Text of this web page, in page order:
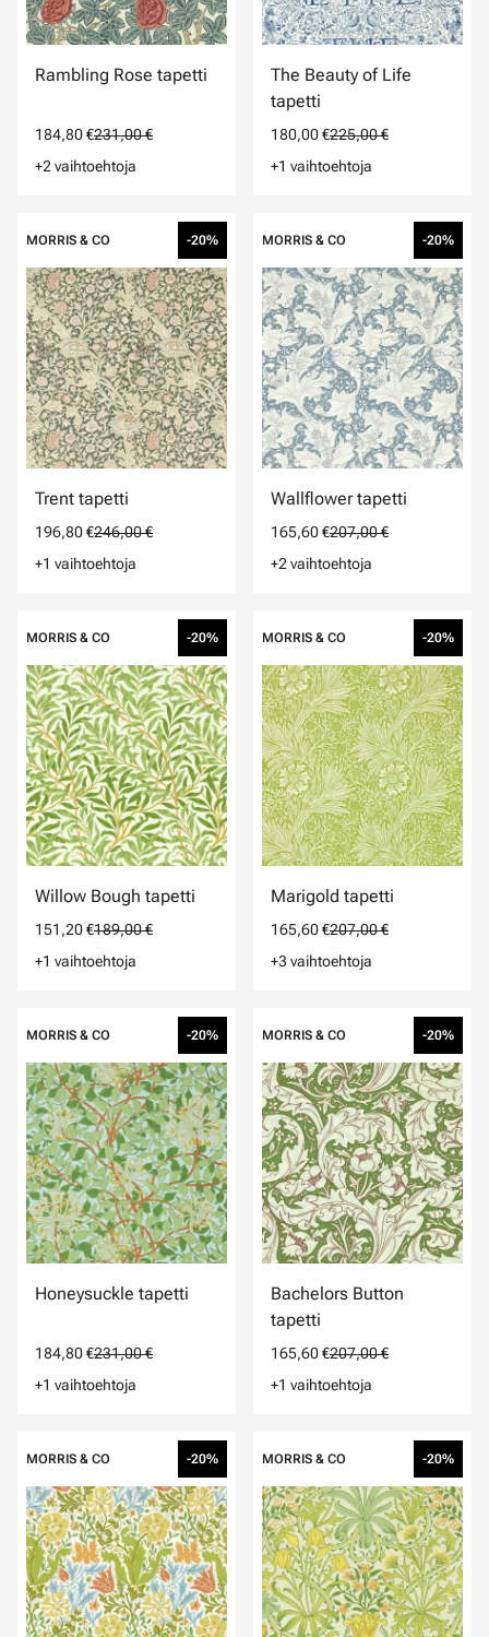
Rambling Rose tapetti
184,80 €231,00 €
+2 vaihtoehtoja
The Beauty of Life
tapetti
180,00 €225,00 €
+1 vaihtoehtoja
MORRIS & CO -20%
Trent tapetti
196,80 €246,00 €
+1 vaihtoehtoja
MORRIS & CO -20%
Wallflower tapetti
165,60 €207,00 €
+2 vaihtoehtoja
MORRIS & CO -20%
Willow Bough tapetti
151,20 €189,00 €
+1 vaihtoehtoja
MORRIS & CO -20%
Marigold tapetti
165,60 €207,00 €
+3 vaihtoehtoja
MORRIS & CO -20%
Honeysuckle tapetti
184,80 €231,00 €
+1 vaihtoehtoja
MORRIS & CO -20%
Bachelors Button
tapetti
165,60 €207,00 €
+1 vaihtoehtoja
MORRIS & CO -20% MORRIS & CO -20%